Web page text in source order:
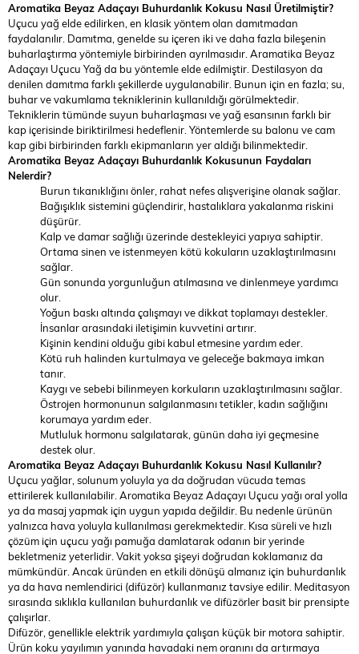
Aromatika Beyaz Adaçayı Buhurdanlık Kokusu Nasıl Üretilmiştir?
Uçucu yağ elde edilirken, en klasik yöntem olan damıtmadan
faydalanılır. Damıtma, genelde su içeren iki ve daha fazla bileşenin
buharlaştırma yöntemiyle birbirinden ayrılmasıdır. Aramatika Beyaz
Adaçayı Uçucu Yağ da bu yöntemle elde edilmiştir. Destilasyon da
denilen damıtma farklı şekillerde uygulanabilir. Bunun için en fazla; su,
buhar ve vakumlama tekniklerinin kullanıldığı görülmektedir.
Tekniklerin tümünde suyun buharlaşması ve yağ esansının farklı bir
kap içerisinde biriktirilmesi hedeflenir. Yöntemlerde su balonu ve cam
kap gibi birbirinden farklı ekipmanların yer aldığı bilinmektedir.
Aromatika Beyaz Adaçayı Buhurdanlık Kokusunun Faydaları
Nelerdir?
Burun tıkanıklığını önler, rahat nefes alışverişine olanak sağlar.
Bağışıklık sistemini güçlendirir, hastalıklara yakalanma riskini
düşürür.
Kalp ve damar sağlığı üzerinde destekleyici yapıya sahiptir.
Ortama sinen ve istenmeyen kötü kokuların uzaklaştırılmasını
sağlar.
Gün sonunda yorgunluğun atılmasına ve dinlenmeye yardımcı
olur.
Yoğun baskı altında çalışmayı ve dikkat toplamayı destekler.
İnsanlar arasındaki iletişimin kuvvetini artırır.
Kişinin kendini olduğu gibi kabul etmesine yardım eder.
Kötü ruh halinden kurtulmaya ve geleceğe bakmaya imkan
tanır.
Kaygı ve sebebi bilinmeyen korkuların uzaklaştırılmasını sağlar.
Östrojen hormonunun salgılanmasını tetikler, kadın sağlığını
korumaya yardım eder.
Mutluluk hormonu salgılatarak, günün daha iyi geçmesine
destek olur.
Aromatika Beyaz Adaçayı Buhurdanlık Kokusu Nasıl Kullanılır?
Uçucu yağlar, solunum yoluyla ya da doğrudan vücuda temas
ettirilerek kullanılabilir. Aromatika Beyaz Adaçayı Uçucu yağı oral yolla
ya da masaj yapmak için uygun yapıda değildir. Bu nedenle ürünün
yalnızca hava yoluyla kullanılması gerekmektedir. Kısa süreli ve hızlı
çözüm için uçucu yağı pamuğa damlatarak odanın bir yerinde
bekletmeniz yeterlidir. Vakit yoksa şişeyi doğrudan koklamanız da
mümkündür. Ancak üründen en etkili dönüşü almanız için buhurdanlık
ya da hava nemlendirici (difüzör) kullanmanız tavsiye edilir. Meditasyon
sırasında sıklıkla kullanılan buhurdanlık ve difüzörler basit bir prensipte
çalışırlar.
Difüzör, genellikle elektrik yardımıyla çalışan küçük bir motora sahiptir.
Ürün koku yayılımın yanında havadaki nem oranını da artırmaya